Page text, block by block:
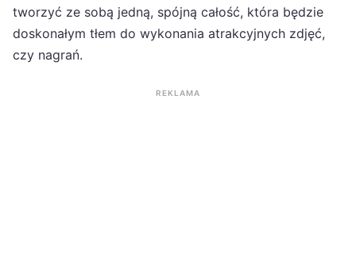
tworzyć ze sobą jedną, spójną całość, która będzie
doskonałym tłem do wykonania atrakcyjnych zdjęć,
czy nagrań.
REKLAMA